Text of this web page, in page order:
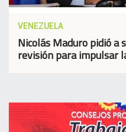
VENEZUELA
Nicolás Maduro pidió a
revisión para impulsar